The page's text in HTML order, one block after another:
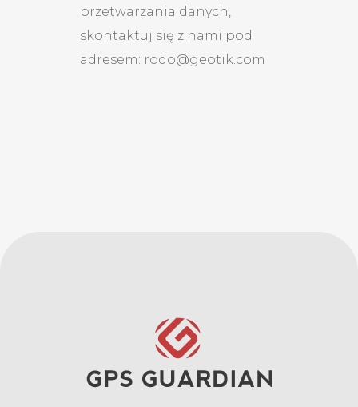
przetwarzania danych,
skontaktuj się z nami pod
adresem: rodo@geotik.com